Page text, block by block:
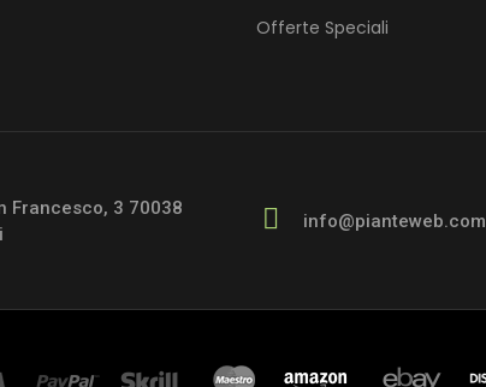
Offerte Speciali
Francesco, 3 70038
info@pianteweb.com